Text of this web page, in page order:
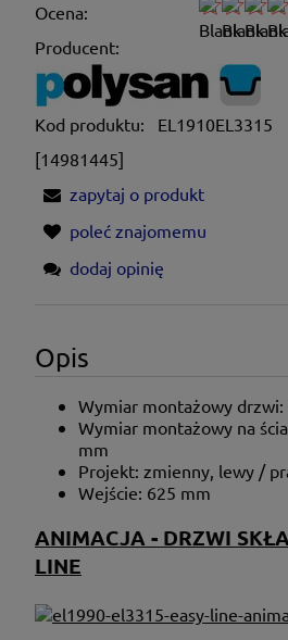
Ocena:
Producent:
Kod produktu:
EL1910EL3315
[14981445]
zapytaj o produkt
poleć znajomemu
dodaj opinię
Opis
Wymiar montażowy
Wymiar montażowy na
mm
Projekt: zmienny, lewy /
Wejście: 625 mm
ANIMACJA - DRZWI
LINE